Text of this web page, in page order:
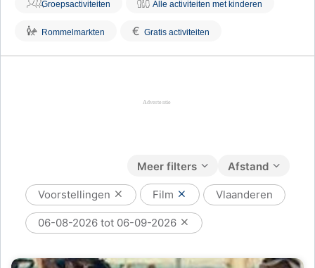
Groepsactiviteiten Alle activiteiten met kinderen
Rommelmarkten € Gratis activiteiten
Afstand
Meer filters
Voorstellingen Film Vlaanderen
06-08-2026 tot 06-09-2026